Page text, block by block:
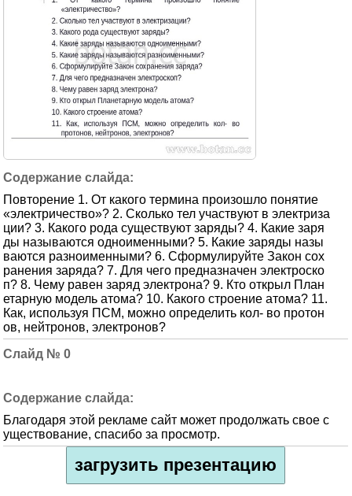
Повторение 1. От какого термина произошло понятие
«электричество»? 2. Сколько тел участвуют в электриза
ции? 3. Какого рода существуют заряды? 4. Какие заря
ды называются одноименными? 5. Какие заряды назы
ваются разноименными? 6. Сформулируйте Закон сох
ранения заряда? 7. Для чего предназначен электроско
п? 8. Чему равен заряд электрона? 9. Кто открыл План
етарную модель атома? 10. Какого строение атома? 11.
Как, используя ПСМ, можно определить кол- во протон
ов, нейтронов, электронов?
0
Благодаря этой рекламе сайт может продолжать свое с
уществование, спасибо за просмотр.
загрузить презентацию